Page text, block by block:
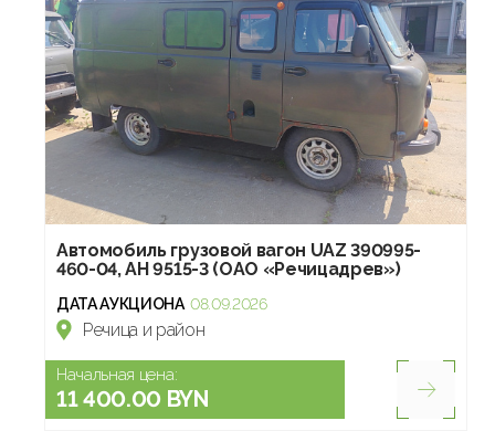
Автомобиль грузовой вагон UAZ 390995-
460-04, АН 9515-3 (ОАО «Речицадрев»)
ДАТА АУКЦИОНА 08.09.2026
Речица и район
Начальная цена:
11 400.00 BYN